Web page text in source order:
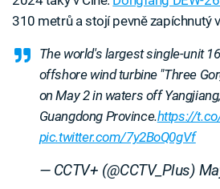
310 metrů a stojí pevně zapíchnutý
The world's largest single-unit
offshore wind turbine "Three
on May 2 in waters off
Guangdong Province.https://
pic.twitter.com/7y2BoQ0gVf
— CCTV+ (@CCTV_Plus)